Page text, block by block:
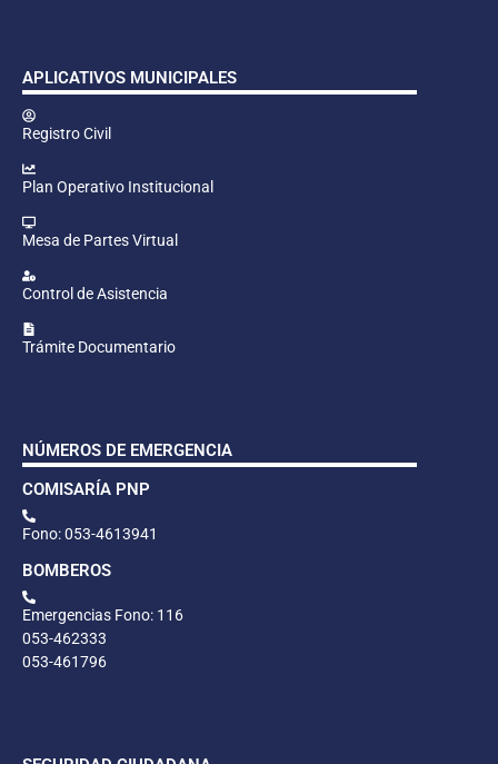
APLICATIVOS MUNICIPALES
Registro Civil
Plan Operativo Institucional
Mesa de Partes Virtual
Control de Asistencia
Trámite Documentario
NÚMEROS DE EMERGENCIA
COMISARÍA PNP
Fono: 053-4613941
BOMBEROS
Emergencias Fono: 116
053-462333
053-461796